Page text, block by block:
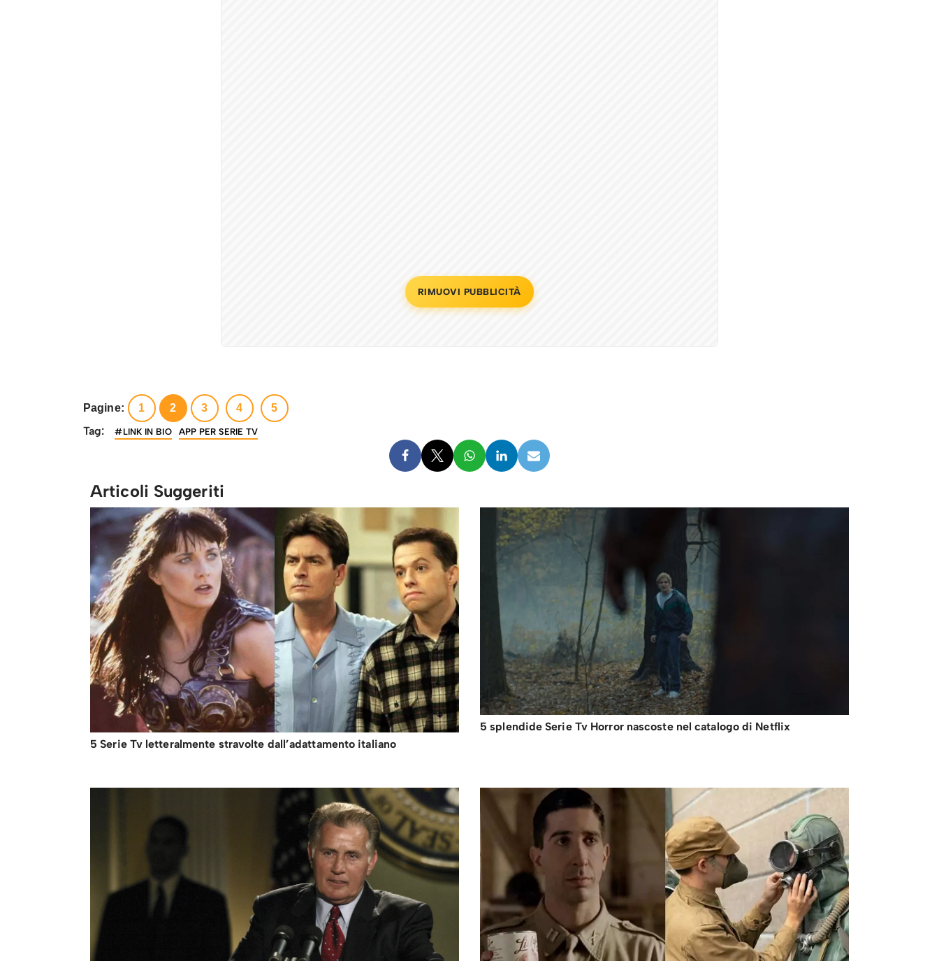
RIMUOVI PUBBLICITÀ
Pagine: 1 2 3 4 5
Tag: #LINK IN BIO APP PER SERIE TV
Articoli Suggeriti
5 Serie Tv letteralmente stravolte dall’adattamento italiano
5 splendide Serie Tv Horror nascoste nel catalogo di Netflix